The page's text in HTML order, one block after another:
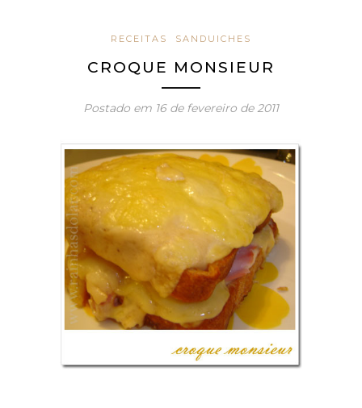
RECEITAS SANDUICHES
CROQUE MONSIEUR
Postado em 16 de fevereiro de 2011